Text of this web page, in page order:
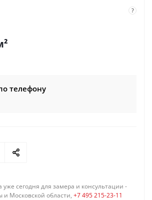
?
телефону
уже сегодня для замера и консультации -
Московской области, +7 495 215-23-11